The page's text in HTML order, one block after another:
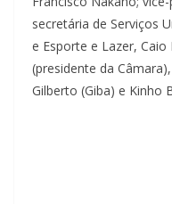
secretária de Serviços
e Esporte e Lazer, Caio
(presidente da
Gilberto (Giba) e Kinho